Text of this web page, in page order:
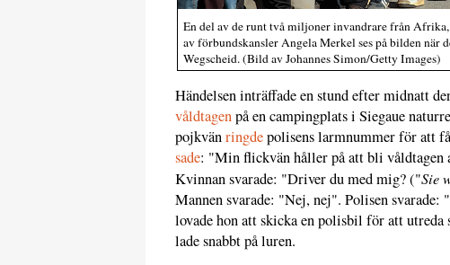
En del av de runt två miljoner invandrare från
av förbundskansler Angela Merkel ses på bilden när
Wegscheid. (Bild av Johannes Simon/Getty Images)
Händelsen inträffade en stund efter midnatt
våldtagenpå en campingplats i Siegaue
pojkvänringdepolisens larmnummer för att
sade: "Min flickvän håller på att bli våldtagen
Kvinnan svarade: "Driver du med mig? ("Sie
Mannen svarade: "Nej, nej". Polisen
lovade hon att skicka en polisbil för att utreda
lade snabbt på luren.